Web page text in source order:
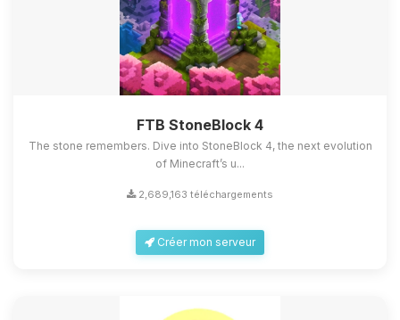
FTB StoneBlock 4
The stone remembers. Dive into StoneBlock 4, the next evolution
of Minecraft’s u...
2,689,163 téléchargements
Créer mon serveur